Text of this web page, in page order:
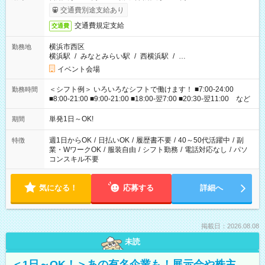
交通費別途支給あり
交通費 交通費規定支給
勤務地
横浜市西区
横浜駅 / みなとみらい駅 / 西横浜駅 / …
イベント会場
勤務時間
＜シフト例＞ いろいろなシフトで働けます！ ■7:00-24:00
■8:00-21:00 ■9:00-21:00 ■18:00-翌7:00 ■20:30-翌11:00 など
期間 単発1日～OK!
特徴 週1日からOK / 日払いOK / 履歴書不要 / 40～50代活躍中 / 副
業・WワークOK / 服装自由 / シフト勤務 / 電話対応なし / パソ
コンスキル不要
気になる！ 応募する 詳細へ
掲載日：2026.08.08
未読